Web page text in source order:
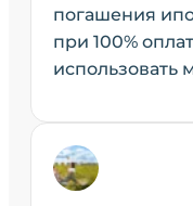
погашения
при 100%
использовать